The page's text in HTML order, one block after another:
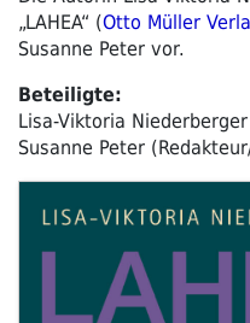
„LAHEA“ (Otto Müller
Susanne Peter vor.
Beteiligte:
Lisa-Viktoria
Susanne Peter